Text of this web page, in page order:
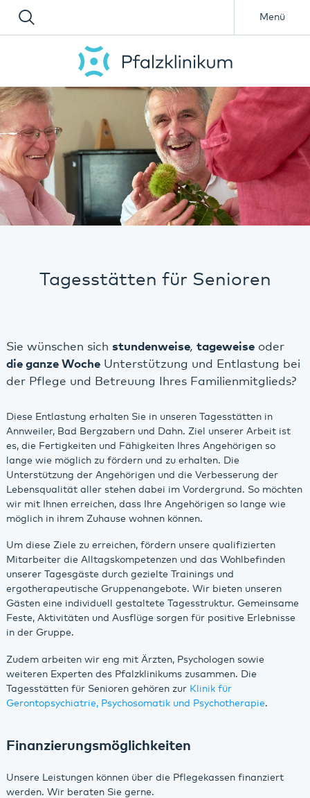
Menü
Tagesstätten für Senioren
Sie wünschen sich stundenweise, tageweiseoder
die ganze WocheUnterstützung und Entlastung bei
der Pflege und Betreuung Ihres Familienmitglieds?
Diese Entlastung erhalten Sie in unseren Tagesstätten in
Annweiler, Bad Bergzabern und Dahn. Ziel unserer Arbeit ist
es, die Fertigkeiten und Fähigkeiten Ihres Angehörigen so
lange wie möglich zu fördern und zu erhalten. Die
Unterstützung der Angehörigen und die Verbesserung der
Lebensqualität aller stehen dabei im Vordergrund. So möchten
wir mit Ihnen erreichen, dass Ihre Angehörigen so lange wie
möglich in ihrem Zuhause wohnen können.
Um diese Ziele zu erreichen, fördern unsere qualifizierten
Mitarbeiter die Alltagskompetenzen und das Wohlbefinden
unserer Tagesgäste durch gezielte Trainings und
ergotherapeutische Gruppenangebote. Wir bieten unseren
Gästen eine individuell gestaltete Tagesstruktur. Gemeinsame
Feste, Aktivitäten und Ausflüge sorgen für positive Erlebnisse
in der Gruppe.
Zudem arbeiten wir eng mit Ärzten, Psychologen sowie
weiteren Experten des Pfalzklinikums zusammen. Die
Tagesstätten für Senioren gehören zur Klinik für
Gerontopsychiatrie, Psychosomatik und Psychotherapie.
Finanzierungsmöglichkeiten
Unsere Leistungen können über die Pflegekassen finanziert
werden. Wir beraten Sie gerne.